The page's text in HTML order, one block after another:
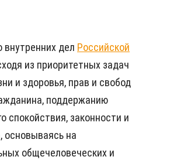
внутренних дел Российской
из приоритетных задач
и здоровья, прав и свобод
поддержанию
спокойствия, законности и
основываясь на
общечеловеческих и